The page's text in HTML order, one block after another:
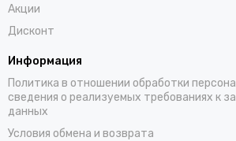
Акции
Дисконт
Информация
Политика в отношении обработки
сведения о реализуемых требованиях к
данных
Условия обмена и возврата